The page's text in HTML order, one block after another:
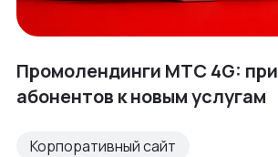
Промолендинги МТС 4G:
абонентов к новым услугам
Корпоративный сайт